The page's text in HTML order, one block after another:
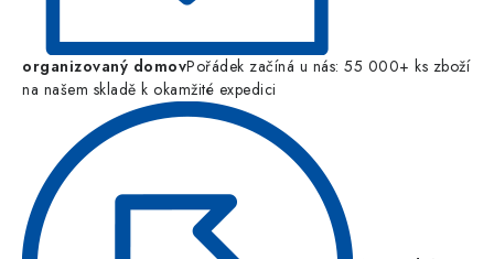
organizovaný domovPořádek začíná u nás: 55 000+ ks zboží
na našem skladě k okamžité expedici